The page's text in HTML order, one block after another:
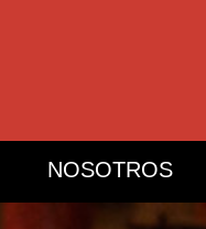
NOSOTROS